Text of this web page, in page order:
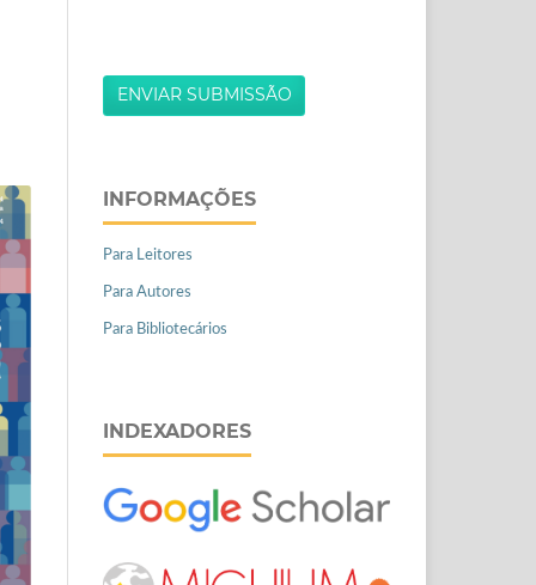
ENVIAR SUBMISSÃO
INFORMAÇÕES
Para Leitores
Para Autores
Para Bibliotecários
INDEXADORES